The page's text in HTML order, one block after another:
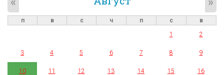
п в с ч п с
в
1
2
3 4 5 6 7 8 9
10 11 12 13 14 15 16